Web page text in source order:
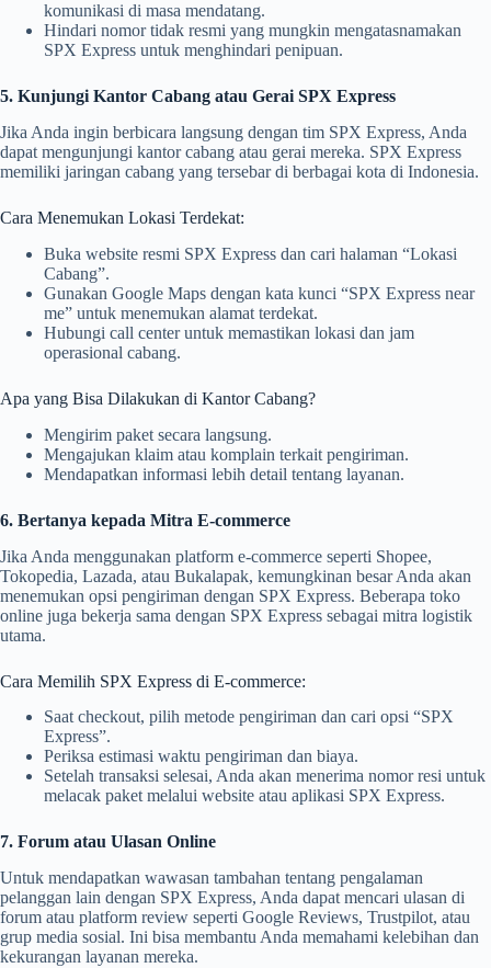
komunikasi di masa mendatang.
Hindari nomor tidak resmi yang mungkin mengatasnamakan
SPX Express untuk menghindari penipuan.
5. Kunjungi Kantor Cabang atau Gerai SPX Express
Jika Anda ingin berbicara langsung dengan tim SPX Express, Anda
dapat mengunjungi kantor cabang atau gerai mereka. SPX Express
memiliki jaringan cabang yang tersebar di berbagai kota di Indonesia.
Cara Menemukan Lokasi Terdekat:
Buka website resmi SPX Express dan cari halaman “Lokasi
Cabang”.
Gunakan Google Maps dengan kata kunci “SPX Express near
me” untuk menemukan alamat terdekat.
Hubungi call center untuk memastikan lokasi dan jam
operasional cabang.
Apa yang Bisa Dilakukan di Kantor Cabang?
Mengirim paket secara langsung.
Mengajukan klaim atau komplain terkait pengiriman.
Mendapatkan informasi lebih detail tentang layanan.
6. Bertanya kepada Mitra E-commerce
Jika Anda menggunakan platform e-commerce seperti Shopee,
Tokopedia, Lazada, atau Bukalapak, kemungkinan besar Anda akan
menemukan opsi pengiriman dengan SPX Express. Beberapa toko
online juga bekerja sama dengan SPX Express sebagai mitra logistik
utama.
Cara Memilih SPX Express di E-commerce:
Saat checkout, pilih metode pengiriman dan cari opsi “SPX
Express”.
Periksa estimasi waktu pengiriman dan biaya.
Setelah transaksi selesai, Anda akan menerima nomor resi untuk
melacak paket melalui website atau aplikasi SPX Express.
7. Forum atau Ulasan Online
Untuk mendapatkan wawasan tambahan tentang pengalaman
pelanggan lain dengan SPX Express, Anda dapat mencari ulasan di
forum atau platform review seperti Google Reviews, Trustpilot, atau
grup media sosial. Ini bisa membantu Anda memahami kelebihan dan
kekurangan layanan mereka.